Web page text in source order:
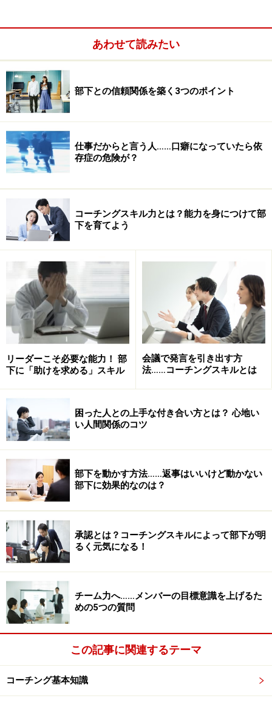
くない会社や社員のモチベーションが低い会社の職場に
は、挨拶もせずに黙って仕事をはじめる場面が多く見ら
れ、ギスギスした雰囲気の中で仕事をしているケースが
見られます。
「おはよう」
「今日はいい天気ですね」
「今日はどのお客さんのところに行くの？」
ざまにどんな言葉をかけるかを事前に考えておいたり、
人によってトーンを変えるなど、さまざまな挨拶に取り
組んでみれば、挨拶の持つ力と効果に気づくことでしょ
う。
明るい職場つくりのコツ2. 「3分間コーチン
グ」をする
朝の挨拶で気分が晴れやかになったら、ぜひお勧めした
いのが、「朝一番の3分間コーチ」。朝礼の直後などに
身近な人を一人つかまえ、お互いに3分間コーチングを
してみましょう。コーチングといっても、やることは簡
単です。
「今日終わらせる仕事」
「今日はじめて取り組むこと」
「今日訪問するお客様と話す内容」
など、今日やるべきことを3分間ずつ交互に話すだけで
す。聞いている人は、相手の言ってくることをより具体
化したり、「それが済んだら、次は何をするの？」な
ど、本人がイメージしやすくなるような質問をします。
1日の予定を話すことによって、お互いへの関心が高ま
り職場が明るくなります。また、1日の終わりに「今朝
のもとても有効です。いきなりコーチングをするのが恥
ずかしい場合は、普段の雑談のように「今日は何する
の？」と聞いてみるといいでしょう。そこから、様々な
アイデアが生まれてくるかもしれませんよ。
あわせて読みたい
部下との信頼関係を築く3つのポイント
仕事だからと言う人……口癖になっていたら依
存症の危険が？
コーチングスキル力とは？能力を身につけて部
下を育てよう
リーダーこそ必要な能力！ 部
下に「助けを求める」スキル
会議で発言を引き出す方
法……コーチングスキルとは
困った人との上手な付き合い方とは？ 心地い
い人間関係のコツ
部下を動かす方法……返事はいいけど動かない
部下に効果的なのは？
承認とは？コーチングスキルによって部下が明
るく元気になる！
チーム力へ……メンバーの目標意識を上げるた
めの5つの質問
この記事に関連するテーマ
コーチング基本知識